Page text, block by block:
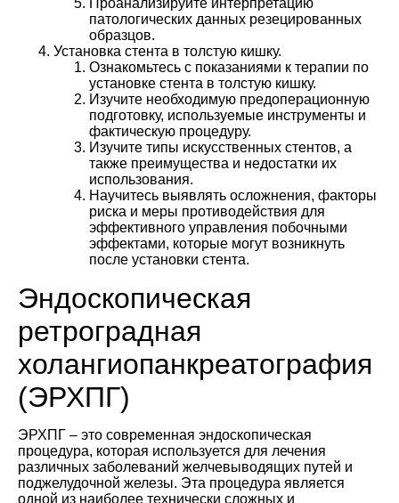
патологических данных резецированных
образцов.
Установка стента в толстую кишку.
Ознакомьтесь с показаниями к терапии по
установке стента в толстую кишку.
Изучите необходимую предоперационную
подготовку, используемые инструменты и
фактическую процедуру.
Изучите типы искусственных стентов, а
также преимущества и недостатки их
использования.
Научитесь выявлять осложнения, факторы
риска и меры противодействия для
эффективного управления побочными
эффектами, которые могут возникнуть
после установки стента.
Эндоскопическая
ретроградная
холангиопанкреатография
(ЭРХПГ)
ЭРХПГ – это современная эндоскопическая
процедура, которая используется для лечения
различных заболеваний желчевыводящих путей и
поджелудочной железы. Эта процедура является
одной из наиболее технически сложных и